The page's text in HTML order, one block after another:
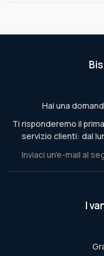
Hai una
Ti risponderemo il
servizio clienti: dal
Inviaci un'e-mail al
I